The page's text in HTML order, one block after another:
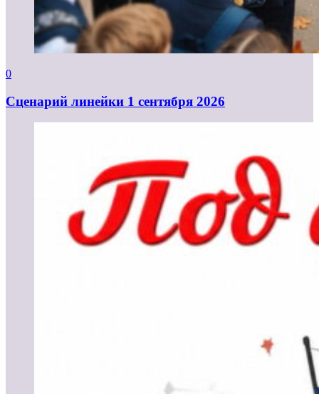
0
Cценарий линейки 1 сентября 2026